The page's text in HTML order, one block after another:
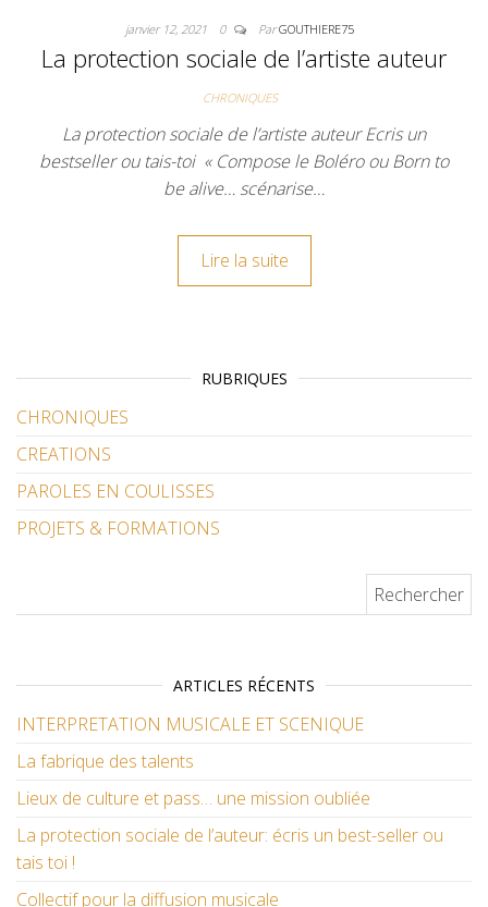
janvier 12, 2021 0 ParGOUTHIERE75
La protection sociale de l’artiste auteur
CHRONIQUES
La protection sociale de l’artiste auteur Ecris un
bestseller ou tais-toi « Compose le Boléro ou Born to
be alive… scénarise…
Lire la suite
RUBRIQUES
CHRONIQUES
CREATIONS
PAROLES EN COULISSES
PROJETS & FORMATIONS
ARTICLES RÉCENTS
INTERPRETATION MUSICALE ET SCENIQUE
La fabrique des talents
Lieux de culture et pass… une mission oubliée
La protection sociale de l’auteur: écris un best-seller ou
tais toi !
Collectif pour la diffusion musicale